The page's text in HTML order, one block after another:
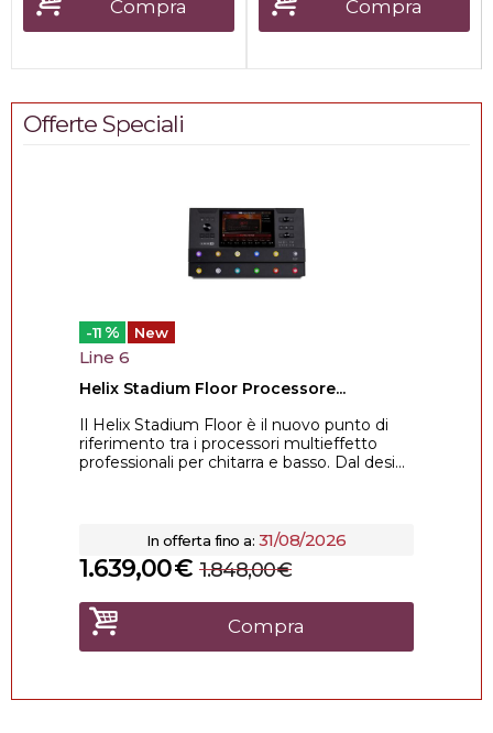
Compra Compra
Offerte Speciali
-11 % New
Line 6
Helix Stadium Floor Processore...
Il Helix Stadium Floor è il nuovo punto di
riferimento tra i processori multieffetto
professionali per chitarra e basso. Dal desi...
In offerta fino a: 31/08/2026
€
1.639,00 €
1.848,00
Compra